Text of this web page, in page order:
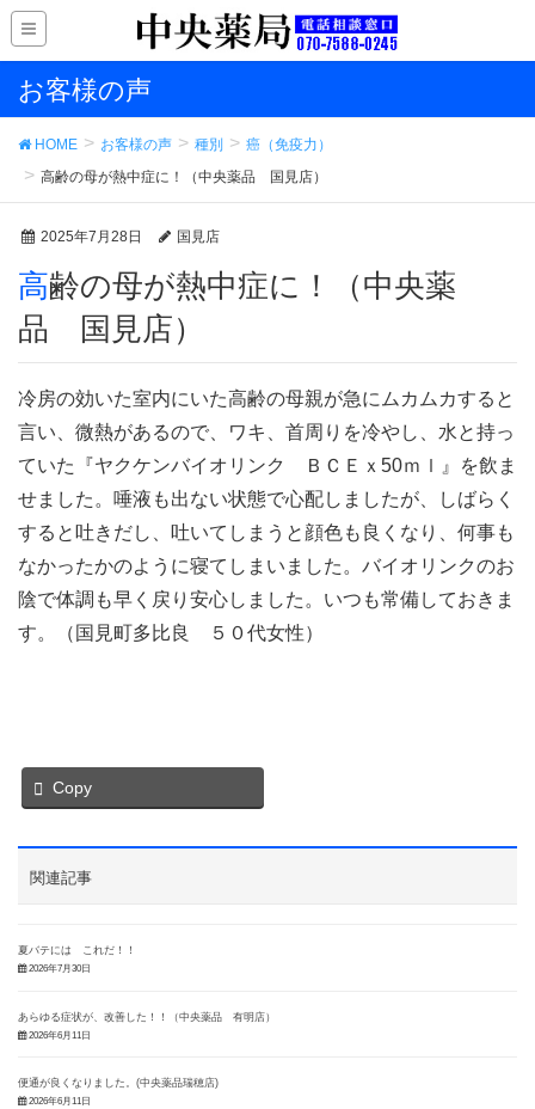
お客様の声
HOME お客様の声 種別
癌（免疫力）
高齢の母が熱中症に！（中央薬品 国見店）
2025年7月28日 国見店
高齢の母が熱中症に！（中央薬
品 国見店）
冷房の効いた室内にいた高齢の母親が急にムカムカすると
言い、微熱があるので、ワキ、首周りを冷やし、水と持っ
ていた『ヤクケンバイオリンク ＢＣＥｘ50ｍｌ』を飲ま
せました。唾液も出ない状態で心配しましたが、しばらく
すると吐きだし、吐いてしまうと顔色も良くなり、何事も
なかったかのように寝てしまいました。バイオリンクのお
陰で体調も早く戻り安心しました。いつも常備しておきま
す。（国見町多比良 ５０代女性）
Copy
関連記事
夏バテには これだ！！
2026年7月30日
あらゆる症状が、改善した！！（中央薬品 有明店）
2026年6月11日
便通が良くなりました。(中央薬品瑞穂店)
2026年6月11日